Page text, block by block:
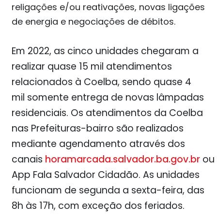
religações e/ou reativações, novas ligações
de energia e negociações de débitos.
Em 2022, as cinco unidades chegaram a
realizar quase 15 mil atendimentos
relacionados à Coelba, sendo quase 4
mil somente entrega de novas lâmpadas
residenciais. Os atendimentos da Coelba
nas Prefeituras-bairro são realizados
mediante agendamento através dos
canais horamarcada.salvador.ba.gov.br ou
App Fala Salvador Cidadão. As unidades
funcionam de segunda a sexta-feira, das
8h às 17h, com exceção dos feriados.